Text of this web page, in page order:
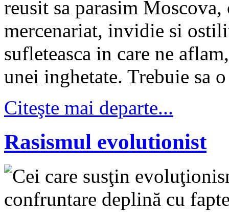
reusit sa parasim
mercenariat, invidie si
sufleteasca in care ne
unei inghetate. Trebuie sa
Citeşte mai departe...
Rasismul evolutionist
Cei care susţin
confruntare deplină cu